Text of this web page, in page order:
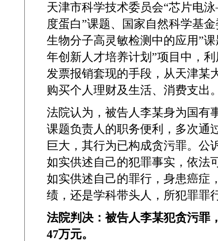
天津市科学技术委员会“芯片电泳
度蛋白”课题、国家自然科学基
生物分子高灵敏检测中的应用”课
年创新人才培养计划 ”项目中，
发票报销套现的手段，从天津某
购买个人理财及生活、消费支出
法院认为，被告人李某身为国有
课题负责人的职务便利，多次通
巨大，其行为已构成贪污罪。公
如实供述自己的犯罪事实，依法
如实供述自己的罪行，身患癌症
绩，还是学科带头人，所犯罪罪
法院判决：被告人李某犯贪污罪
47万元。